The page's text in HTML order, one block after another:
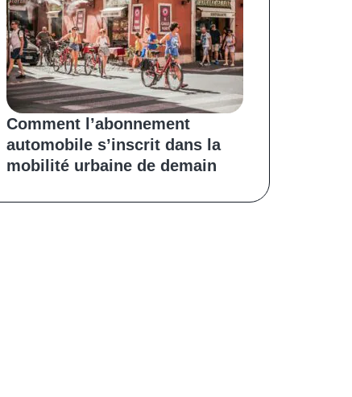
Comment l’abonnement
automobile s’inscrit dans la
mobilité urbaine de demain